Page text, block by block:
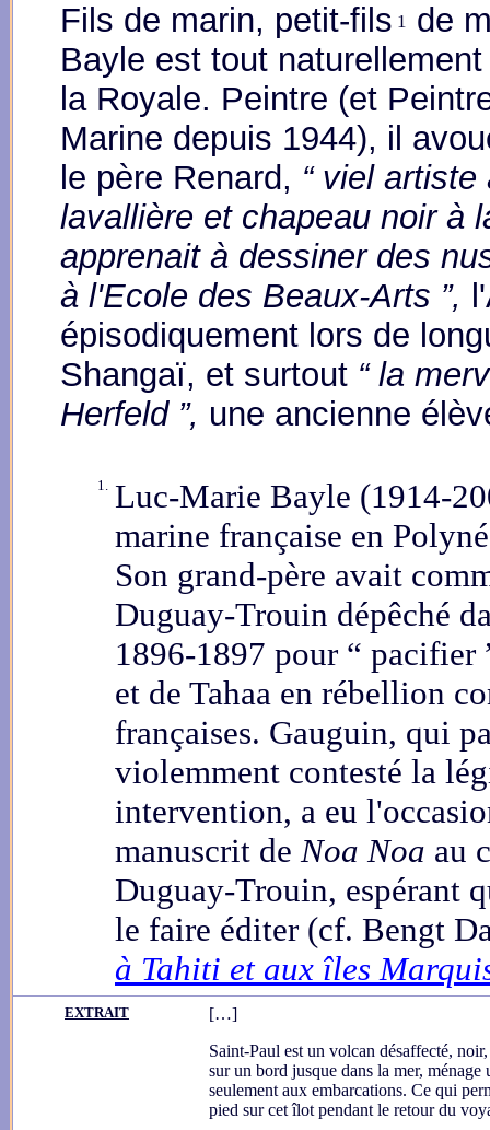
Fils de marin, petit-fils 1 de
Bayle est tout
la Royale. Peintre (et
Marine depuis 1944), il
le père Renard, “ viel
lavallière et chapeau noir à
apprenait à dessiner des
à l'Ecole des Beaux-Arts ”,
épisodiquement lors de
Shangaï, et surtout “ la
Herfeld ”, une ancienne
1. Luc-Marie Bayle (1914-
marine française en
Son grand-père avait
Duguay-Trouin dépêché
1896-1897 pour “ pacifier
et de Tahaa en rébellion
françaises. Gauguin, qui
violemment contesté la
intervention, a eu
manuscrit deNoa Noa au
Duguay-Trouin, espérant
le faire éditer (cf. Bengt
à Tahiti et aux îles
EXTRAIT
[…]
Saint-Paul est un volcan désaffecté,
sur un bord jusque dans la mer, ménage
seulement aux embarcations. Ce qui
pied sur cet îlot pendant le retour du